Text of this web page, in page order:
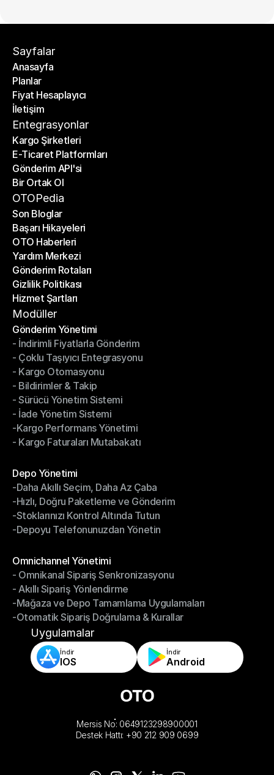
Sayfalar
Anasayfa
Anasayfa
Planlar
Planlar
Fiyat Hesaplayıcı
Fiyat Hesaplayıcı
İletişim
İletişim
Entegrasyonlar
Kargo Şirketleri
Kargo Şirketleri
E-Ticaret Platformları
E-Ticaret Platformları
Gönderim API'si
Gönderim API'si
Bir Ortak Ol
Bir Ortak Ol
OTOPedia
Son Bloglar
Son Bloglar
Başarı Hikayeleri
Başarı Hikayeleri
OTO Haberleri
OTO Haberleri
Yardım Merkezi
Yardım Merkezi
Gönderim Rotaları
Gönderim Rotaları
Gizlilik Politikası
Gizlilik Politikası
Hizmet Şartları
Hizmet Şartları
Modüller
Gönderim Yönetimi
Gönderim Yönetimi
- İndirimli Fiyatlarla Gönderim
- İndirimli Fiyatlarla Gönderim
- Çoklu Taşıyıcı Entegrasyonu
- Çoklu Taşıyıcı Entegrasyonu
- Kargo Otomasyonu
- Kargo Otomasyonu
- Bildirimler & Takip
- Bildirimler & Takip
- Sürücü Yönetim Sistemi
- Sürücü Yönetim Sistemi
- İade Yönetim Sistemi
- İade Yönetim Sistemi
-Kargo Performans Yönetimi
-Kargo Performans Yönetimi
- Kargo Faturaları Mutabakatı
Depo Yönetimi
Depo Yönetimi
-Daha Akıllı Seçim, Daha Az Çaba
-Daha Akıllı Seçim, Daha Az Çaba
-Hızlı, Doğru Paketleme ve Gönderim
-Hızlı, Doğru Paketleme ve Gönderim
-Stoklarınızı Kontrol Altında Tutun
-Stoklarınızı Kontrol Altında Tutun
-Depoyu Telefonunuzdan Yönetin
Omnichannel Yönetimi
Omnichannel Yönetimi
- Omnikanal Sipariş Senkronizasyonu
- Omnikanal Sipariş Senkronizasyonu
- Akıllı Sipariş Yönlendirme
- Akıllı Sipariş Yönlendirme
-Mağaza ve Depo Tamamlama Uygulamaları
-Mağaza ve Depo Tamamlama Uygulamaları
-Otomatik Sipariş Doğrulama & Kurallar
-Otomatik Sipariş Doğrulama & Kurallar
Uygulamalar
İndir
IOS
İndir
Android
Mersis No: 0649123298900001
Destek Hattı: +90 212 909 0699